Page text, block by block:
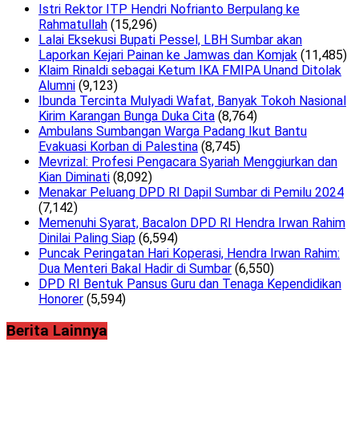
Istri Rektor ITP Hendri Nofrianto Berpulang ke
Rahmatullah (15,296)
Lalai Eksekusi Bupati Pessel, LBH Sumbar akan
Laporkan Kejari Painan ke Jamwas dan Komjak (11,485)
Klaim Rinaldi sebagai Ketum IKA FMIPA Unand Ditolak
Alumni (9,123)
Ibunda Tercinta Mulyadi Wafat, Banyak Tokoh Nasional
Kirim Karangan Bunga Duka Cita (8,764)
Ambulans Sumbangan Warga Padang Ikut Bantu
Evakuasi Korban di Palestina (8,745)
Mevrizal: Profesi Pengacara Syariah Menggiurkan dan
Kian Diminati (8,092)
Menakar Peluang DPD RI Dapil Sumbar di Pemilu 2024
(7,142)
Memenuhi Syarat, Bacalon DPD RI Hendra Irwan Rahim
Dinilai Paling Siap (6,594)
Puncak Peringatan Hari Koperasi, Hendra Irwan Rahim:
Dua Menteri Bakal Hadir di Sumbar (6,550)
DPD RI Bentuk Pansus Guru dan Tenaga Kependidikan
Honorer (5,594)
Berita Lainnya